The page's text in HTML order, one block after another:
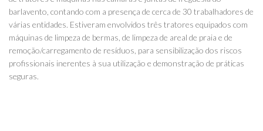
barlavento, contando com a presença de cerca de 30 trabalhadores de
várias entidades. Estiveram envolvidos três tratores equipados com
máquinas de limpeza de bermas, de limpeza de areal de praia e de
remoção/carregamento de resíduos, para sensibilização dos riscos
profissionais inerentes à sua utilização e demonstração de práticas
seguras.